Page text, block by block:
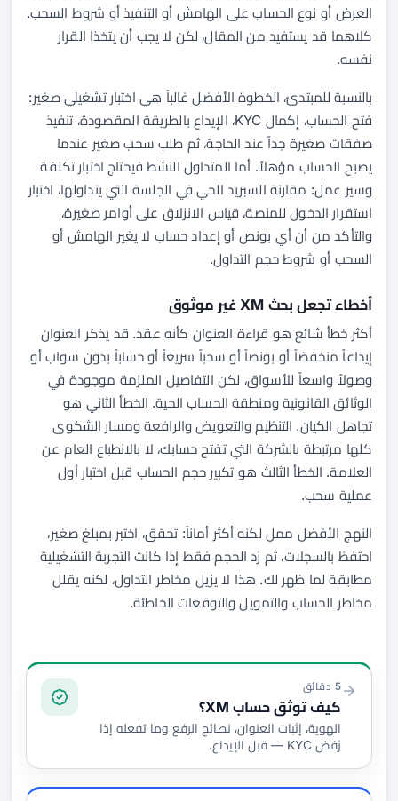
العرض أو نوع الحساب على الهامش أو التنفيذ أو شروط السحب.
كلاهما قد يستفيد من المقال، لكن لا يجب أن يتخذا القرار
نفسه.
بالنسبة للمبتدئ، الخطوة الأفضل غالباً هي اختبار تشغيلي صغير:
فتح الحساب، إكمال KYC، الإيداع بالطريقة المقصودة، تنفيذ
صفقات صغيرة جداً عند الحاجة، ثم طلب سحب صغير عندما
يصبح الحساب مؤهلاً. أما المتداول النشط فيحتاج اختبار تكلفة
وسير عمل: مقارنة السبريد الحي في الجلسة التي يتداولها، اختبار
استقرار الدخول للمنصة، قياس الانزلاق على أوامر صغيرة،
والتأكد من أن أي بونص أو إعداد حساب لا يغير الهامش أو
السحب أو شروط حجم التداول.
أخطاء تجعل بحث XM غير موثوق
أكثر خطأ شائع هو قراءة العنوان كأنه عقد. قد يذكر العنوان
إيداعاً منخفضاً أو بونصاً أو سحباً سريعاً أو حساباً بدون سواب أو
وصولاً واسعاً للأسواق، لكن التفاصيل الملزمة موجودة في
الوثائق القانونية ومنطقة الحساب الحية. الخطأ الثاني هو
تجاهل الكيان. التنظيم والتعويض والرافعة ومسار الشكوى
كلها مرتبطة بالشركة التي تفتح حسابك، لا بالانطباع العام عن
العلامة. الخطأ الثالث هو تكبير حجم الحساب قبل اختبار أول
عملية سحب.
النهج الأفضل ممل لكنه أكثر أماناً: تحقق، اختبر بمبلغ صغير،
احتفظ بالسجلات، ثم زد الحجم فقط إذا كانت التجربة التشغيلية
مطابقة لما ظهر لك. هذا لا يزيل مخاطر التداول، لكنه يقلل
مخاطر الحساب والتمويل والتوقعات الخاطئة.
التوثيق والتمويل
5 دقائق
كيف توثق حساب XM؟
الهوية، إثبات العنوان، نصائح الرفع وما تفعله إذا
رُفض KYC — قبل الإيداع.